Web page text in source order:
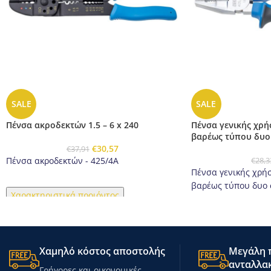
SALE
Πένσα ακροδεκτών 1.5 – 6 x 240
€37,91 €30,57
Πένσα ακροδεκτών - 425/4A
Χαρακτηριστικά προιόντος
SALE
Πένσα γενικής
βαρέως τύπου
€
Πένσα γενικής
βαρέως τύπου δυο
Χαμηλό κόστος αποστολής
Μεγάλη